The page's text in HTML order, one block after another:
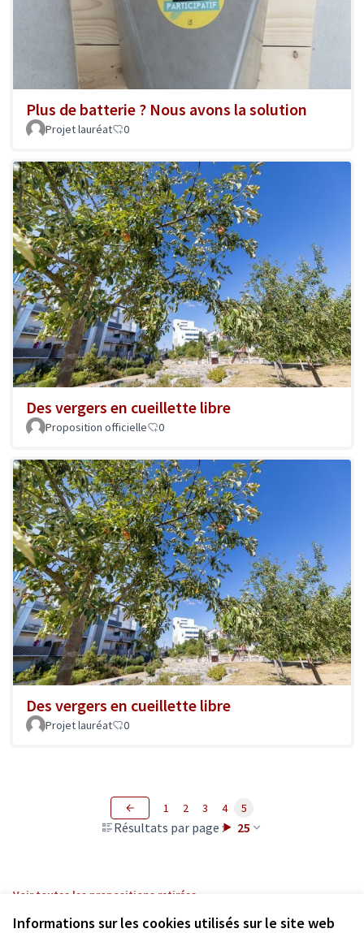
Informations sur les cookies utilisés sur le site web
Plus de batterie ? Nous avons la solution
Projet lauréat 0
Des vergers en cueillette libre
Proposition officielle 0
Des vergers en cueillette libre
Projet lauréat 0
Résultats par page : 25
1 2 3 4 5
Voir toutes les propositions retirées